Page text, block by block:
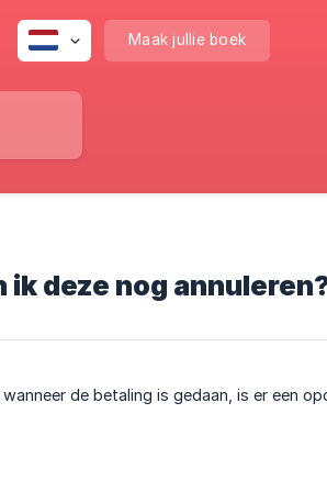
Maak jullie boek
deze nog
de betaling is gedaan, is er een